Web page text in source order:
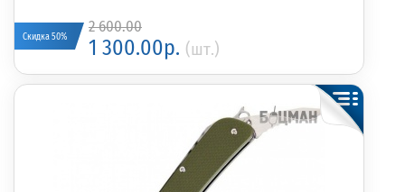
Скидка 50%
2 600.00
1 300.00р. (шт.)